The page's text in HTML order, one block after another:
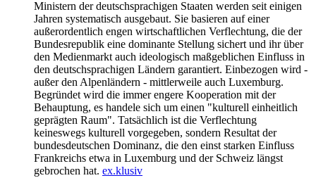
Ministern der deutschsprachigen Staaten werden seit einigen
Jahren systematisch ausgebaut. Sie basieren auf einer
außerordentlich engen wirtschaftlichen Verflechtung, die der
Bundesrepublik eine dominante Stellung sichert und ihr über
den Medienmarkt auch ideologisch maßgeblichen Einfluss in
den deutschsprachigen Ländern garantiert. Einbezogen wird -
außer den Alpenländern - mittlerweile auch Luxemburg.
Begründet wird die immer engere Kooperation mit der
Behauptung, es handele sich um einen "kulturell einheitlich
geprägten Raum". Tatsächlich ist die Verflechtung
keineswegs kulturell vorgegeben, sondern Resultat der
bundesdeutschen Dominanz, die den einst starken Einfluss
Frankreichs etwa in Luxemburg und der Schweiz längst
gebrochen hat. ex.klusiv